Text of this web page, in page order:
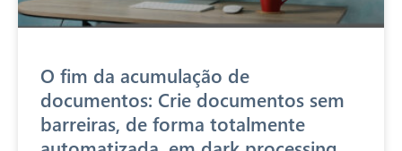
O fim da acumulação de
documentos: Crie documentos sem
barreiras, de forma totalmente